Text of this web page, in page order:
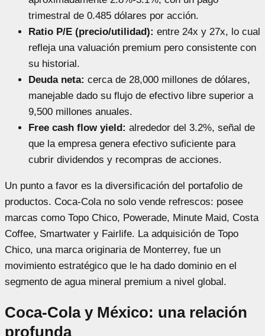
trimestral de 0.485 dólares por acción.
Ratio P/E (precio/utilidad): entre 24x y 27x, lo cual
refleja una valuación premium pero consistente con
su historial.
Deuda neta: cerca de 28,000 millones de dólares,
manejable dado su flujo de efectivo libre superior a
9,500 millones anuales.
Free cash flow yield: alrededor del 3.2%, señal de
que la empresa genera efectivo suficiente para
cubrir dividendos y recompras de acciones.
Un punto a favor es la diversificación del portafolio de
productos. Coca-Cola no solo vende refrescos: posee
marcas como Topo Chico, Powerade, Minute Maid, Costa
Coffee, Smartwater y Fairlife. La adquisición de Topo
Chico, una marca originaria de Monterrey, fue un
movimiento estratégico que le ha dado dominio en el
segmento de agua mineral premium a nivel global.
Coca-Cola y México: una relación
profunda